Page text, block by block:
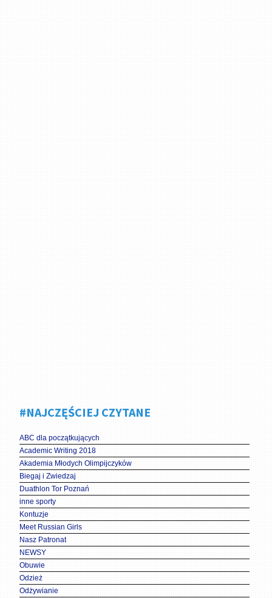
#NAJCZĘŚCIEJ CZYTANE
ABC dla początkujących
Academic Writing 2018
Akademia Młodych Olimpijczyków
Biegaj i Zwiedzaj
Duathlon Tor Poznań
inne sporty
Kontuzje
Meet Russian Girls
Nasz Patronat
NEWSY
Obuwie
Odzież
Odżywianie